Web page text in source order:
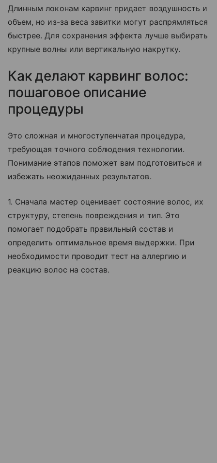
Длинным локонам карвинг придает воздушность и
объем, но из-за веса завитки могут распрямляться
быстрее. Для сохранения эффекта лучше выбирать
крупные волны или вертикальную накрутку.
Как делают карвинг волос:
пошаговое описание
процедуры
Это сложная и многоступенчатая процедура,
требующая точного соблюдения технологии.
Понимание этапов поможет вам подготовиться и
избежать неожиданных результатов.
1. Сначала мастер оценивает состояние волос, их
структуру, степень повреждения и тип. Это
помогает подобрать правильный состав и
определить оптимальное время выдержки. При
необходимости проводит тест на аллергию и
реакцию волос на состав.